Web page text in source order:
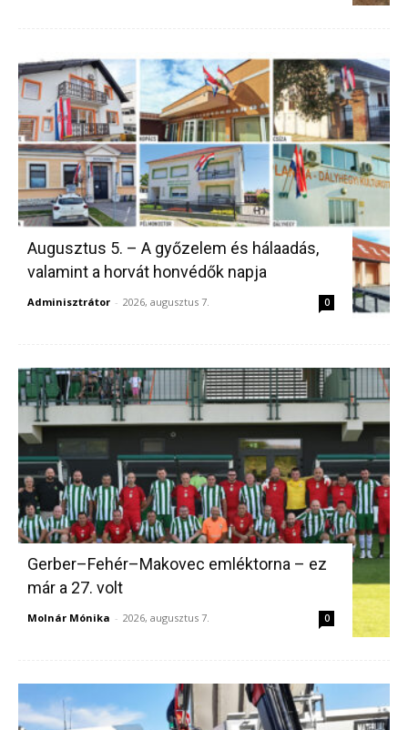
Augusztus 5. – A győzelem és hálaadás,
valamint a horvát honvédők napja
Adminisztrátor - 2026, augusztus 7. 0
Gerber–Fehér–Makovec emléktorna – ez
már a 27. volt
Molnár Mónika - 2026, augusztus 7. 0